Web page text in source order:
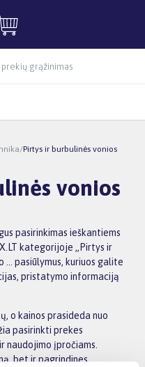
grąžinimas
/Pirtys ir burbulinės vonios
vonios
pasirinkimas ieškantiems
kategorijoje „Pirtys ir
... pasiūlymus, kuriuos galite
pristatymo informaciją
o kainos prasideda nuo
pasirinkti prekes
naudojimo įpročiams.
bet ir pagrindines